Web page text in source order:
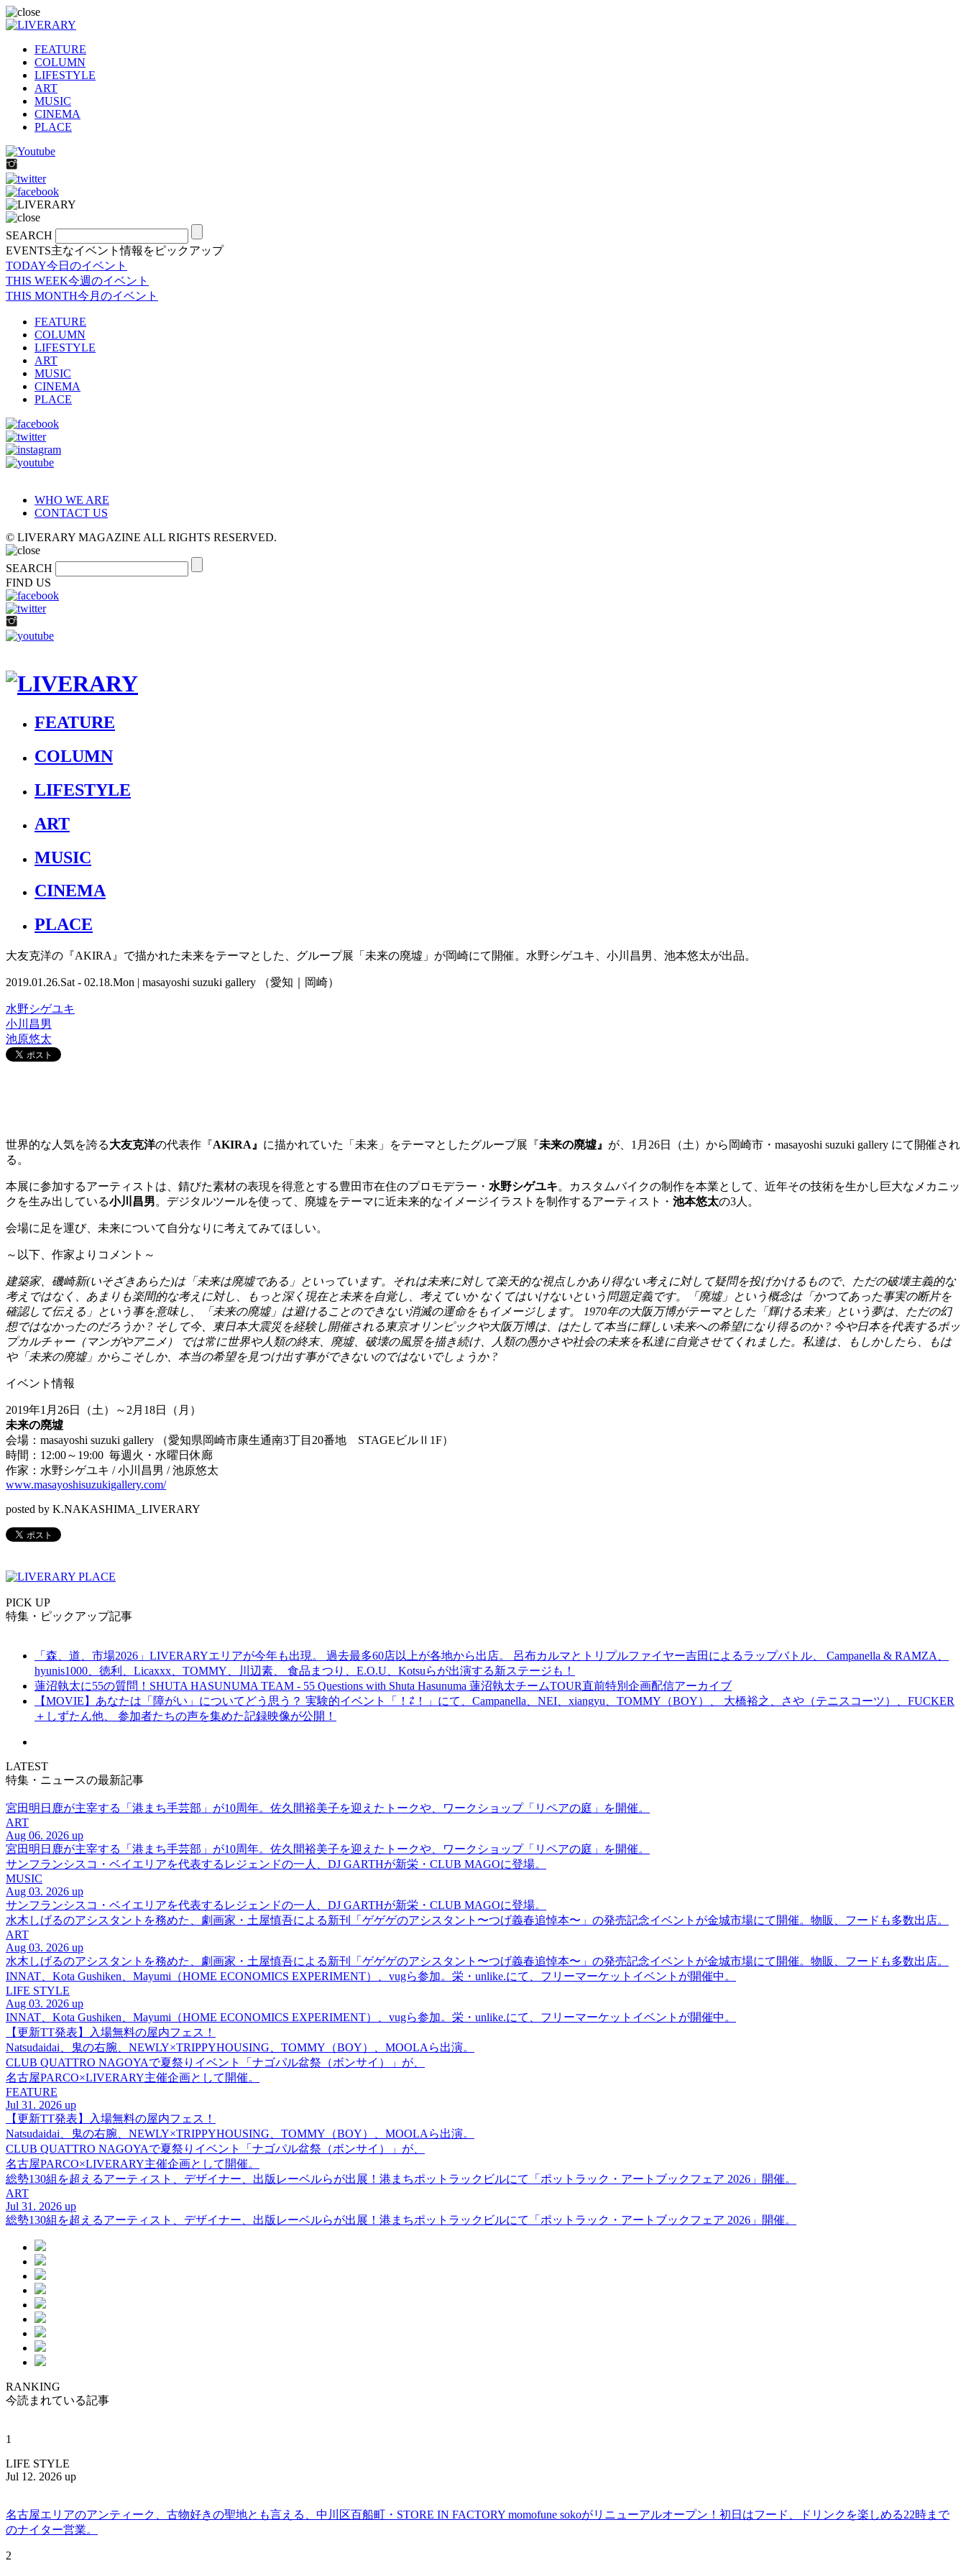
FEATURE
COLUMN
LIFESTYLE
ART
MUSIC
CINEMA
PLACE
SEARCH
EVENTS主なイベント情報をピックアップ
TODAY今日のイベント
THIS WEEK今週のイベント
THIS MONTH今月のイベント
FEATURE
COLUMN
LIFESTYLE
ART
MUSIC
CINEMA
PLACE
WHO WE ARE
CONTACT US
© LIVERARY MAGAZINE ALL RIGHTS RESERVED.
SEARCH
FIND US
FEATURE
COLUMN
LIFESTYLE
ART
MUSIC
CINEMA
PLACE
大友克洋の『AKIRA』で描かれた未来をテーマとした、グループ展「未来の廃墟」が岡崎にて開催。水野シゲユキ、小川昌男、池本悠太が出品。
2019.01.26.Sat - 02.18.Mon | masayoshi suzuki gallery （愛知｜岡崎）
水野シゲユキ
小川昌男
池原悠太
世界的な人気を誇る大友克洋の代表作『AKIRA』 に描かれていた「未来」をテーマとしたグループ展『未来の廃墟』 が、 1 月26日（土）から岡崎市・ masayoshi suzuki gallery にて開催され
る。
本展に参加するアーティストは、錆びた素材の表現を得意とする豊田市在住のプロモデラー・ 水野シゲユキ。カスタムバイクの制作を本業として、近年その技術を生かし巨大なメカニッ
クを生み出している小川昌男。デジタルツールを使って、廃墟をテーマに近未来的なイメージイラストを制作するアーティスト・ 池本悠太の3人。
会場に足を運び、未来について自分なりに考えてみてほしい。
～以下、作家よりコメント～
建築家、磯崎新(いそざきあらた)は「未来は廃墟である」といっています。それは未来に対して楽天的な視点しかあり得ない考えに対して疑問を投げかけるもので、ただの破壊主義的な
考えではなく、あまりも楽間的な考えに対し、もっと深く現在と未来を自覚し、考えていか なくてはいけないという問題定義です。「廃墟」という概念は「かつてあった事実の断片を
確認して伝える」という事を意味し、「未来の廃墟」は避けることのできない消滅の運命をもイメージします。
1970年の大阪万博がテーマとした「輝ける未来」という夢は、ただの幻
想ではなかったのだろうか? そして今、東日本大震災を経験し開催される東京オリンピックや大阪万博は、はたして本当に輝しい未来への希望になり得るのか? 今や日本を代表するポッ
プカルチャー（マンガやアニメ）
では常に世界や人類の終末、廃墟、破壊の風景を描き続け、人類の愚かさや社会の未来を私達に自覚させてくれました。私達は、もしかしたら、もは
や「未来の廃墟」からこそしか、本当の希望を見つけ出す事ができないのではないでしょうか?
イベント情報
2019年1 月 26日（土）～ 2 月 18日（月）
未来の廃墟
会場： masayoshi suzuki gallery （愛知県岡崎市康生通南3丁目 20番地 STAGE ビルⅡ 1F）
時間： 12:00～ 19:00 毎週火・水曜日休廊
作家：水野シゲユキ /小川昌男 /池原悠太
www.masayoshisuzukigallery.com/
posted by K.NAKASHIMA_LIVERARY
PICK UP
特集・ピックアップ記事
「森、道、市場2026」LIVERARYエリアが今年も出現。 過去最多60店以上が各地から出店。 呂布カルマとトリプルファイヤー吉田によるラップバトル、 Campanella & RAMZA、
hyunis1000、徳利、Licaxxx、TOMMY、川辺素、 食品まつり、E.O.U、Kotsuらが出演する新ステージも！
蓮沼執太に55の質問！SHUTA HASUNUMA TEAM - 55 Questions with Shuta Hasunuma 蓮沼執太チームTOUR直前特別企画配信アーカイブ
【MOVIE】あなたは「障がい」についてどう思う？ 実験的イベント「！⇄！」にて、Campanella、NEI、xiangyu、TOMMY（BOY）、 大橋裕之、さや（テニスコーツ）、FUCKER
＋しずたん他、 参加者たちの声を集めた記録映像が公開！
LATEST
特集・ニュースの最新記事
宮田明日鹿が主宰する「港まち手芸部」が10周年。佐久間裕美子を迎えたトークや、ワークショップ「リペアの庭」を開催。
ART
Aug 06. 2026 up
宮田明日鹿が主宰する「港まち手芸部」が10周年。佐久間裕美子を迎えたトークや、ワークショップ「リペアの庭」を開催。
サンフランシスコ・ベイエリアを代表するレジェンドの一人、DJ GARTHが新栄・CLUB MAGOに登場。
MUSIC
Aug 03. 2026 up
サンフランシスコ・ベイエリアを代表するレジェンドの一人、DJ GARTHが新栄・CLUB MAGOに登場。
水木しげるのアシスタントを務めた、劇画家・土屋慎吾による新刊「ゲゲゲのアシスタント〜つげ義春追悼本〜」の発売記念イベントが金城市場にて開催。物販、フードも多数出店。
ART
Aug 03. 2026 up
水木しげるのアシスタントを務めた、劇画家・土屋慎吾による新刊「ゲゲゲのアシスタント〜つげ義春追悼本〜」の発売記念イベントが金城市場にて開催。物販、フードも多数出店。
INNAT、Kota Gushiken、Mayumi（HOME ECONOMICS EXPERIMENT）、vugら参加。栄・unlike.にて、フリーマーケットイベントが開催中。
LIFE STYLE
Aug 03. 2026 up
INNAT、Kota Gushiken、Mayumi（HOME ECONOMICS EXPERIMENT）、vugら参加。栄・unlike.にて、フリーマーケットイベントが開催中。
【更新TT発表】入場無料の屋内フェス！
Natsudaidai、鬼の右腕、NEWLY×TRIPPYHOUSING、TOMMY（BOY）、MOOLAら出演。
CLUB QUATTRO NAGOYAで夏祭りイベント「ナゴパル盆祭（ボンサイ）」が、
名古屋PARCO×LIVERARY主催企画として開催。
FEATURE
Jul 31. 2026 up
【更新TT発表】入場無料の屋内フェス！
Natsudaidai、鬼の右腕、NEWLY×TRIPPYHOUSING、TOMMY（BOY）、MOOLAら出演。
CLUB QUATTRO NAGOYAで夏祭りイベント「ナゴパル盆祭（ボンサイ）」が、
名古屋PARCO×LIVERARY主催企画として開催。
総勢130組を超えるアーティスト、デザイナー、出版レーベルらが出展！港まちポットラックビルにて「ポットラック・アートブックフェア 2026」開催。
ART
Jul 31. 2026 up
総勢130組を超えるアーティスト、デザイナー、出版レーベルらが出展！港まちポットラックビルにて「ポットラック・アートブックフェア 2026」開催。
RANKING
今読まれている記事
1
LIFE STYLE
Jul 12. 2026 up
名古屋エリアのアンティーク、古物好きの聖地とも言える、中川区百船町・STORE IN FACTORY momofune sokoがリニューアルオープン！初日はフード、ドリンクを楽しめる22時まで
のナイター営業。
2